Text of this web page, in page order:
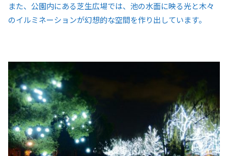
また、公園内にある芝生広場では、池の水面に映る光と木々
のイルミネーションが幻想的な空間を作り出しています。